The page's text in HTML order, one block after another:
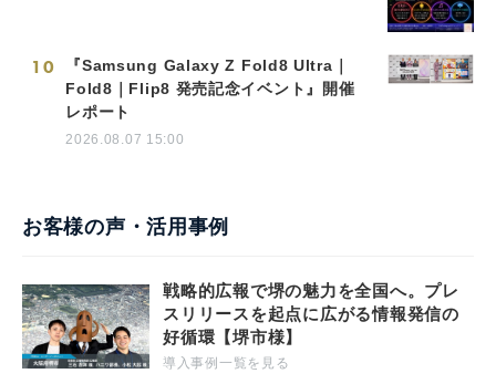
10
『Samsung Galaxy Z Fold8 Ultra｜
Fold8｜Flip8 発売記念イベント』開催
レポート
2026.08.07 15:00
お客様の声・活用事例
戦略的広報で堺の魅力を全国へ。プレ
スリリースを起点に広がる情報発信の
好循環【堺市様】
導入事例一覧を見る